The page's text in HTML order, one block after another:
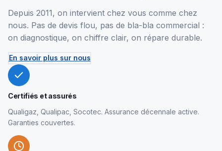
Depuis 2011, on intervient chez vous comme chez
nous. Pas de devis flou, pas de bla-bla commercial :
on diagnostique, on chiffre clair, on répare durable.
En savoir plus sur nous
Certifiés et assurés
Qualigaz, Qualipac, Socotec. Assurance décennale active.
Garanties couvertes.